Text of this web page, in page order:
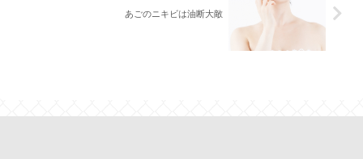
あごのニキビは油断大敵